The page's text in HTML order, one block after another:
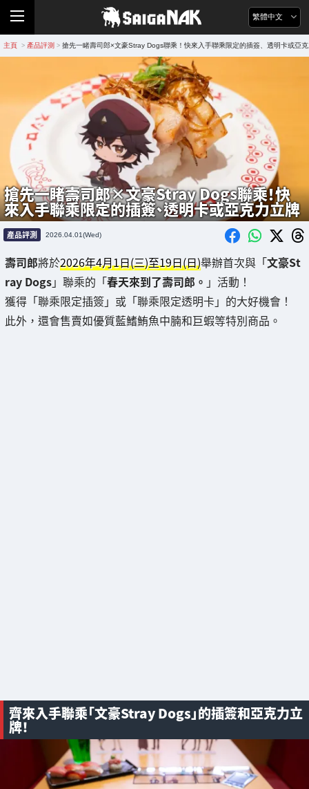
繁體中文
主頁 > 產品評測 > 搶先一睹壽司郎×文豪Stray Dogs聯乘！快來入手聯乘限定的插簽、透明卡或亞
搶先一睹壽司郎×文豪Stray Dogs聯乘！快
來入手聯乘限定的插簽、透明卡或亞克力立牌
產品評測 2026.04.01(Wed)
壽司郎將於2026年4月1日(三)至19日(日)舉辦首次與「文豪St
ray Dogs」聯乘的「春天來到了壽司郎。 」活動！
獲得「聯乘限定插簽」或「聯乘限定透明卡」的大好機會！
此外，還會售賣如優質藍鰭鮪魚中腩和巨蝦等特別商品。
齊來入手聯乘「文豪Stray Dogs」的插簽和亞克力立
牌！